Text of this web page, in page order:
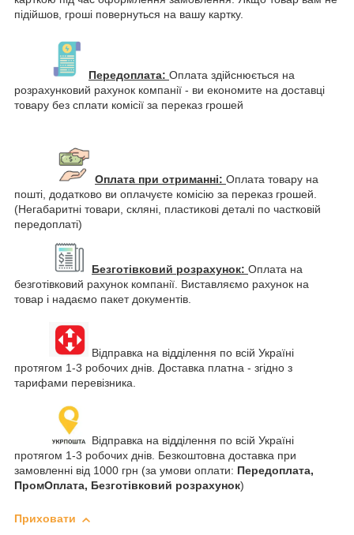
підійшов, гроші повернуться на вашу картку.
Передоплата: Оплата здійснюється на
розрахунковий рахунок компанії - ви економите на доставці
товару без сплати комісії за переказ грошей
Оплата при отриманні: Оплата товару на
пошті, додатково ви оплачуєте комісію за переказ грошей.
(Негабаритні товари, скляні, пластикові деталі по частковій
передоплаті)
Безготівковий розрахунок: Оплата на
безготівковий рахунок компанії. Виставляємо рахунок на
товар і надаємо пакет документів.
Відправка на відділення по всій Україні
протягом 1-3 робочих днів. Доставка платна - згідно з
тарифами перевізника.
Відправка на відділення по всій Україні
протягом 1-3 робочих днів. Безкоштовна доставка при
замовленні від 1000 грн (за умови оплати: Передоплата,
ПромОплата, Безготівковий розрахунок)
Приховати